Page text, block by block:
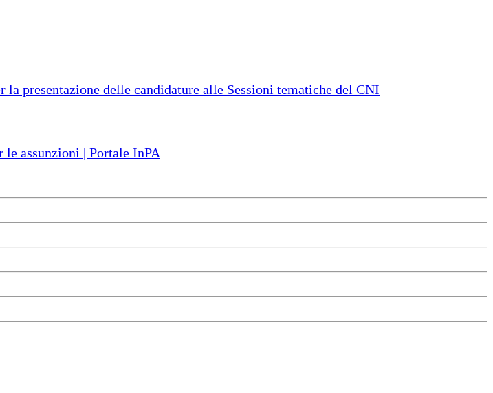
presentazione delle candidature alle Sessioni tematiche del CNI
assunzioni | Portale InPA